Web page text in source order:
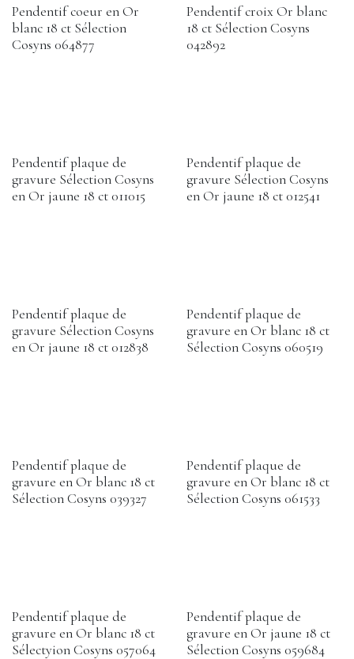
Pendentif coeur en Or
blanc 18 ct Sélection
Cosyns 064877
Pendentif croix Or blanc
18 ct Sélection Cosyns
042892
Pendentif plaque de
gravure Sélection Cosyns
en Or jaune 18 ct 011015
Pendentif plaque de
gravure Sélection Cosyns
en Or jaune 18 ct 012541
Pendentif plaque de
gravure Sélection Cosyns
en Or jaune 18 ct 012838
Pendentif plaque de
gravure en Or blanc 18 ct
Sélection Cosyns 060519
Pendentif plaque de
gravure en Or blanc 18 ct
Sélection Cosyns 039327
Pendentif plaque de
gravure en Or blanc 18 ct
Sélection Cosyns 061533
Pendentif plaque de
gravure en Or blanc 18 ct
Sélectyion Cosyns 057064
Pendentif plaque de
gravure en Or jaune 18 ct
Sélection Cosyns 059684